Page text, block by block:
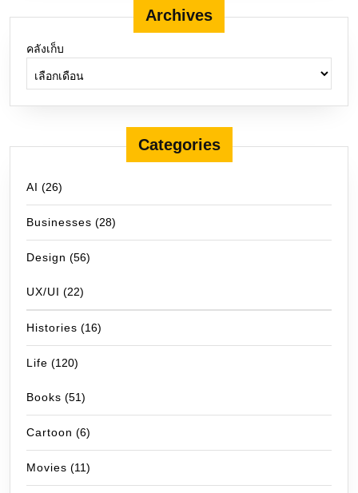
Archives
คลังเก็บ
Categories
AI (26)
Businesses (28)
Design (56)
UX/UI (22)
Histories (16)
Life (120)
Books (51)
Cartoon (6)
Movies (11)